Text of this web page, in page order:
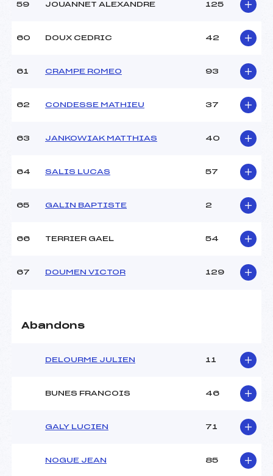
59 JOUANNET ALEXANDRE 125
60 DOUX CEDRIC 42
61 CRAMPE ROMEO 93
62 CONDESSE MATHIEU 37
63 JANKOWIAK MATTHIAS 40
64 SALIS LUCAS 57
65 GALIN BAPTISTE 2
66 TERRIER GAEL 54
67 DOUMEN VICTOR 129
Abandons
DELOURME JULIEN 11
BUNES FRANCOIS 46
GALY LUCIEN 71
NOGUE JEAN 85